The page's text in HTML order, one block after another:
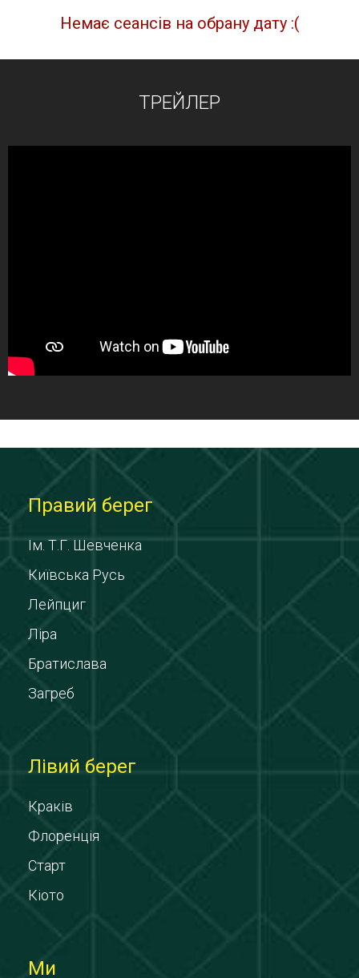
Немає сеансів на обрану дату :(
ТРЕЙЛЕР
Правий берег
Ім. Т.Г. Шевченка
Київська Русь
Лейпциг
Ліра
Братислава
Загреб
Лівий берег
Краків
Флоренція
Старт
Кіото
Ми